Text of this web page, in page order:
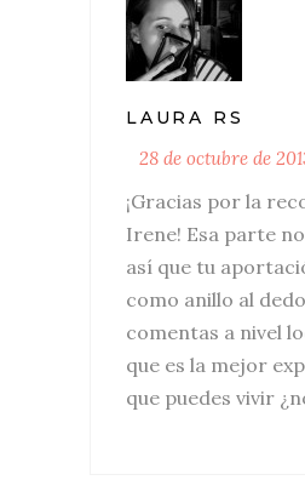
LAURA RS
28 de octubre de
¡Gracias por la
Irene! Esa parte
así que tu
como anillo al
comentas a nivel
que es la mejor
que puedes vivir